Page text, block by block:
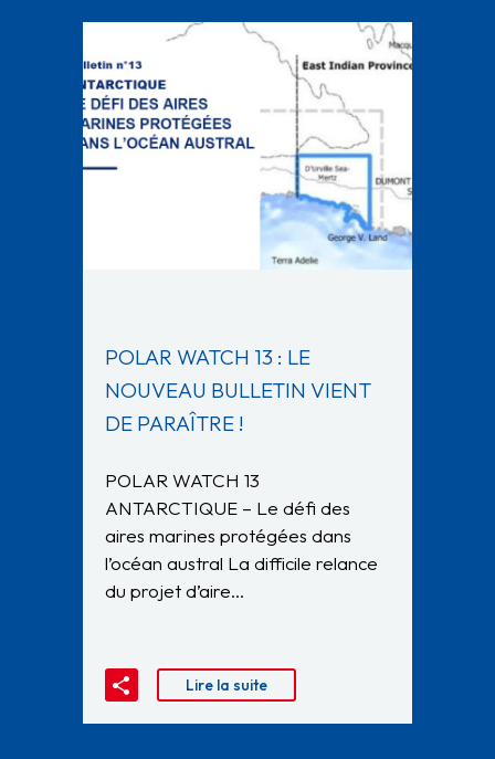
POLAR WATCH 13 : LE
NOUVEAU BULLETIN VIENT
DE PARAÎTRE !
POLAR WATCH 13
ANTARCTIQUE – Le défi des
aires marines protégées dans
l’océan austral La difficile relance
du projet d’aire…
Lire la suite